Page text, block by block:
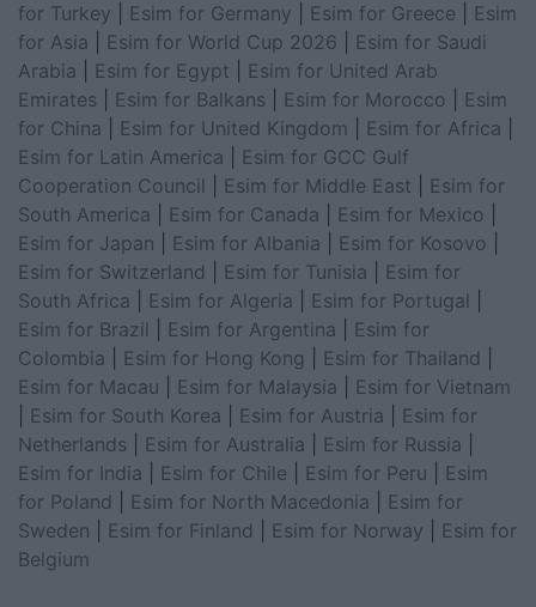
for Turkey
Esim for Germany Esim for Greece
Esim
for Asia
Esim for World Cup 2026
Esim for Saudi
Arabia
Esim for Egypt
Esim for United Arab
Emirates
Esim for Balkans Esim for Morocco
Esim
for China
Esim for United Kingdom Esim for Africa
Esim for Latin America
Esim for GCC Gulf
Cooperation Council
Esim for Middle East
Esim for
South America
Esim for Canada Esim for Mexico
Esim for Japan
Esim for Albania Esim for Kosovo
Esim for Switzerland
Esim for Tunisia
Esim for
South Africa
Esim for Algeria Esim for Portugal
Esim for Brazil
Esim for Argentina
Esim for
Colombia
Esim for Hong Kong Esim for Thailand
Esim for Macau
Esim for Malaysia
Esim for Vietnam
Esim for South Korea Esim for Austria
Esim for
Netherlands
Esim for Australia Esim for Russia
Esim for India
Esim for Chile Esim for Peru
Esim
for Poland
Esim for North Macedonia
Esim for
Sweden
Esim for Finland Esim for Norway
Esim for
Belgium